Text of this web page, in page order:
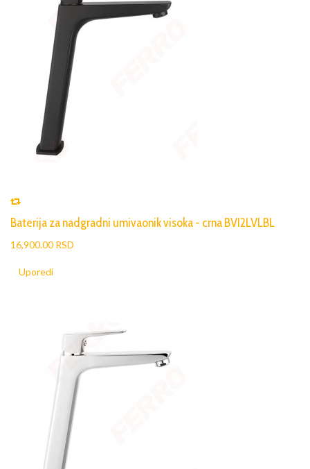
Baterija za nadgradni umivaonik visoka - crna BVI2LVLBL
16,900.00 RSD
Uporedi